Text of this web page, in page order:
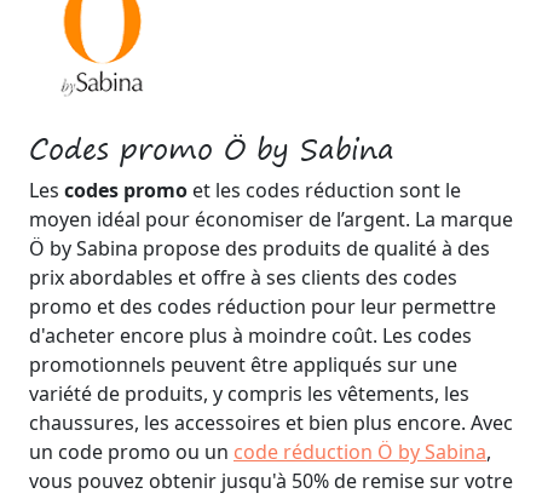
Codes promo Ö by Sabina
Les codes promo et les codes réduction sont le
moyen idéal pour économiser de l’argent. La marque
Ö by Sabina propose des produits de qualité à des
prix abordables et offre à ses clients des codes
promo et des codes réduction pour leur permettre
d'acheter encore plus à moindre coût. Les codes
promotionnels peuvent être appliqués sur une
variété de produits, y compris les vêtements, les
chaussures, les accessoires et bien plus encore. Avec
un code promo ou un code réduction Ö by Sabina,
vous pouvez obtenir jusqu'à 50% de remise sur votre